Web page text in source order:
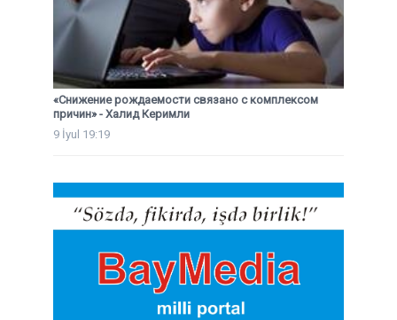
«Снижение рождаемости связано с комплексом
причин» - Халид Керимли
9 İyul 19:19